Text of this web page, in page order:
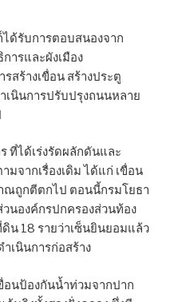
ด้รับการตอบสนองจาก
ารและผังเมือง
สร้างเขื่อน สร้างประตู
เนินการปรับปรุงถนนหลาย
ที่ได้เร่งรัดผลักดันและ
จากเรื่องเดิม ได้แก่ เขื่อน
ถูกตีตกไป ตอนนี้กรมโยธา
นองค์กรปกครองส่วนท้อง
น 18 รายว่าเซ็นยินยอมแล้ว
เนินการก่อสร้าง
อนป้องกันน้ำท่วมจากปาก